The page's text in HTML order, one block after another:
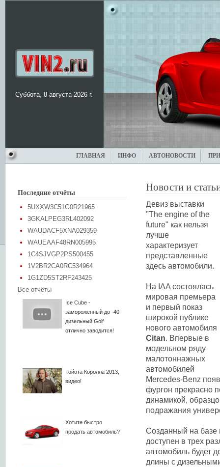
Суббота, 8 августа 2026 г.
ГЛАВНАЯ ИНФО АВТОНОВОСТИ
Последние отчёты
5UXXW3C51G0R21965
3GKALPEG3RL402092
WAUDACF5XNA029359
WAUEAAF48RN005995
1C4SJVGP2PS500455
1V2BR2CA0RC534964
1G1ZD5ST2RF243425
Все отчёты
Ice Cube -
замороженный до -40
дизельный Golf
отлично заводится!
Тойота Королла 2013,
видео!
Хотите быстро
продать автомобиль?
Новости и
Девиз выставки
"The engine of the
future" как нельзя
лучше
характеризует
представленные
здесь автомобили.
На IAA состоялась
мировая премьера
и первый показ
широкой публике
нового автомобиля
Citan. Впервые в
модельном ряду
малотоннажных
автомобилей
Mercedes-Benz
фургон прекрасно
динамикой,
подражания
Созданный на базе
доступен в трех
автомобиль будет
длины с